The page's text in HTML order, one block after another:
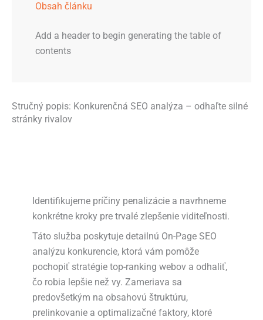
Obsah článku
Add a header to begin generating the table of
contents
Stručný popis: Konkurenčná SEO analýza – odhaľte silné
stránky rivalov
Identifikujeme príčiny penalizácie a navrhneme
konkrétne kroky pre trvalé zlepšenie viditeľnosti.
Táto služba poskytuje detailnú On-Page SEO
analýzu konkurencie, ktorá vám pomôže
pochopiť stratégie top-ranking webov a odhaliť,
čo robia lepšie než vy. Zameriava sa
predovšetkým na obsahovú štruktúru,
prelinkovanie a optimalizačné faktory, ktoré